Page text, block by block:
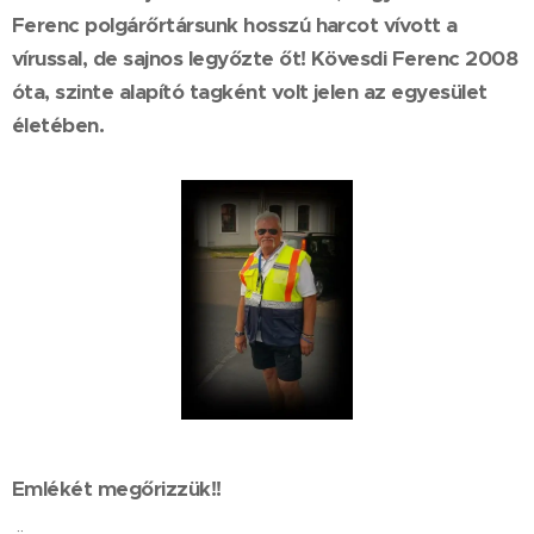
Ferenc polgárőrtársunk hosszú harcot vívott a
vírussal, de sajnos legyőzte őt! Kövesdi Ferenc 2008
óta, szinte alapító tagként volt jelen az egyesület
életében.
Emlékét megőrizzük!!